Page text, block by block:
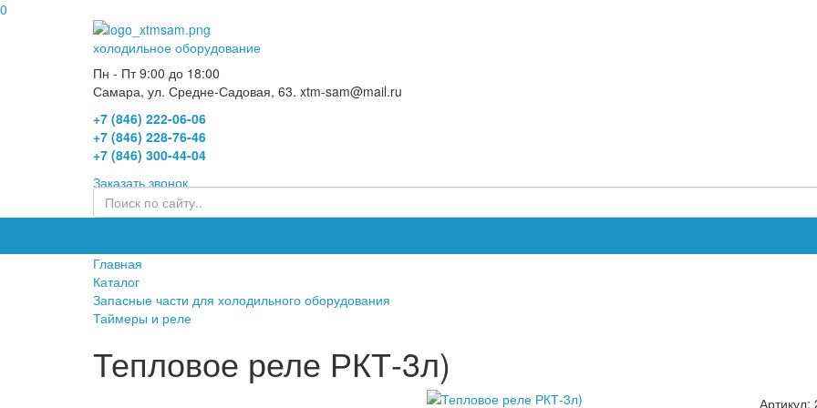
0
холодильное оборудование
Пн - Пт 9:00 до 18:00
Самара, ул. Средне-Садовая, 63. xtm-sam@mail.ru
+7 (846) 222-06-06
+7 (846) 228-76-46
+7 (846) 300-44-04
Заказать звонок
Главная
Каталог
Запасные части для холодильного оборудования
Таймеры и реле
Тепловое реле РКТ-3л)
Артикул: